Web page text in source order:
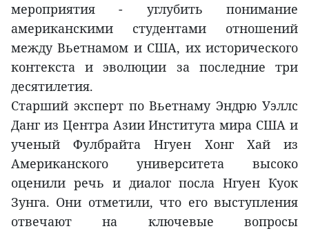
мероприятия - углубить понимание
американскими студентами отношений
между Вьетнамом и США, их исторического
контекста и эволюции за последние три
десятилетия.
Старший эксперт по Вьетнаму Эндрю Уэллс
Данг из Центра Азии Института мира США и
ученый Фулбрайта Нгуен Хонг Хай из
Американского университета высоко
оценили речь и диалог посла Нгуен Куок
Зунга. Они отметили, что его выступления
отвечают на ключевые вопросы